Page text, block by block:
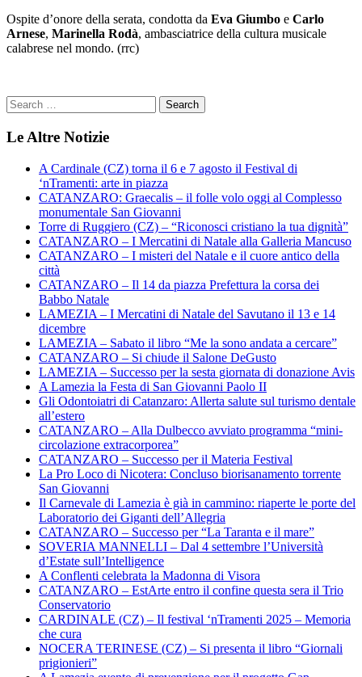
Ospite d’onore della serata, condotta da Eva Giumbo e Carlo
Arnese, Marinella Rodà, ambasciatrice della cultura musicale
calabrese nel mondo. (rrc)
Le Altre Notizie
A Cardinale (CZ) torna il 6 e 7 agosto il Festival di
‘nTramenti: arte in piazza
CATANZARO: Graecalis – il folle volo oggi al Complesso
monumentale San Giovanni
Torre di Ruggiero (CZ) – “Riconosci cristiano la tua dignità”
CATANZARO – I Mercatini di Natale alla Galleria Mancuso
CATANZARO – I misteri del Natale e il cuore antico della
città
CATANZARO – Il 14 da piazza Prefettura la corsa dei
Babbo Natale
LAMEZIA – I Mercatini di Natale del Savutano il 13 e 14
dicembre
LAMEZIA – Sabato il libro “Me la sono andata a cercare”
CATANZARO – Si chiude il Salone DeGusto
LAMEZIA – Successo per la sesta giornata di donazione Avis
A Lamezia la Festa di San Giovanni Paolo II
Gli Odontoiatri di Catanzaro: Allerta salute sul turismo dentale
all’estero
CATANZARO – Alla Dulbecco avviato programma “mini-
circolazione extracorporea”
CATANZARO – Successo per il Materia Festival
La Pro Loco di Nicotera: Concluso biorisanamento torrente
San Giovanni
Il Carnevale di Lamezia è già in cammino: riaperte le porte del
Laboratorio dei Giganti dell’Allegria
CATANZARO – Successo per “La Taranta e il mare”
SOVERIA MANNELLI – Dal 4 settembre l’Università
d’Estate sull’Intelligence
A Conflenti celebrata la Madonna di Visora
CATANZARO – EstArte entro il confine questa sera il Trio
Conservatorio
CARDINALE (CZ) – Il festival ‘nTramenti 2025 – Memoria
che cura
NOCERA TERINESE (CZ) – Si presenta il libro “Giornali
prigionieri”